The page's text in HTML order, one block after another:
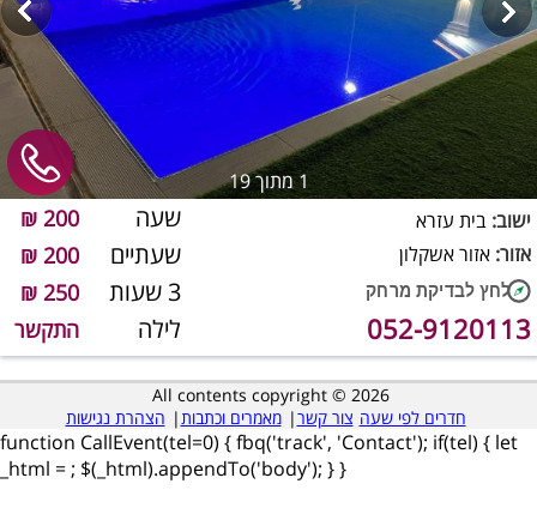
1מתוך 19
שעה 200 ₪
שעתיים 200 ₪
3 שעות 250 ₪
לילה התקשר
ישוב: בית עזרא
אזור: אזור אשקלון
052-9120113
All contents copyright © 2026
חדרים לפי שעה צור קשר| מאמרים וכתבות | הצהרת נגישות
function CallEvent(tel=0) { fbq('track', 'Contact'); if(tel) { let
_html = ; $(_html).appendTo('body'); } }